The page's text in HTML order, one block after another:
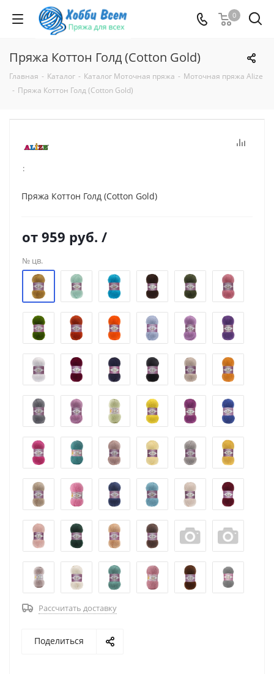
0
Пряжа Коттон Голд (Cotton Gold)
Главная - Каталог - Каталог Моточная пряжа - Моточная пряжа Alize
- Пряжа Коттон Голд (Cotton Gold)
:
Пряжа Коттон Голд (Cotton Gold)
от 959 руб. /
№ цв.
Рассчитать доставку
Поделиться